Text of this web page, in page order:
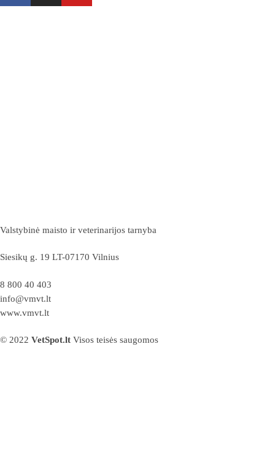
Valstybinė maisto ir veterinarijos tarnyba
Siesikų g. 19 LT-07170 Vilnius
8 800 40 403
info@vmvt.lt
www.vmvt.lt
© 2022 VetSpot.lt Visos teisės saugomos